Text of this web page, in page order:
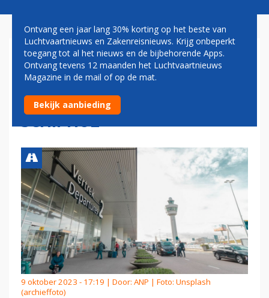
AANHOUDINGEN IN
ONDERZOEK 'ILLEGALE
PRAKTIJKEN' TAXI'S
SCHIPHOL
9 oktober 2023 - 17:19 | Door: ANP | Foto: Unsplash
(archieffoto)
Ontvang een jaar lang 30% korting op het beste van
Luchtvaartnieuws en Zakenreisnieuws. Krijg onbeperkt
toegang tot al het nieuws en de bijbehorende Apps.
Ontvang tevens 12 maanden het Luchtvaartnieuws
Magazine in de mail of op de mat.
Bekijk aanbieding